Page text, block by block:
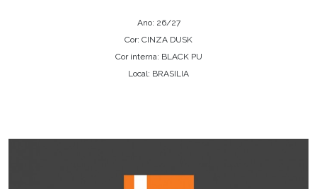
Ano: 26/27
Cor: CINZA DUSK
Cor interna: BLACK PU
Local: BRASILIA